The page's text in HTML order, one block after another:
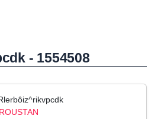
- 1554508
ROUSTAN